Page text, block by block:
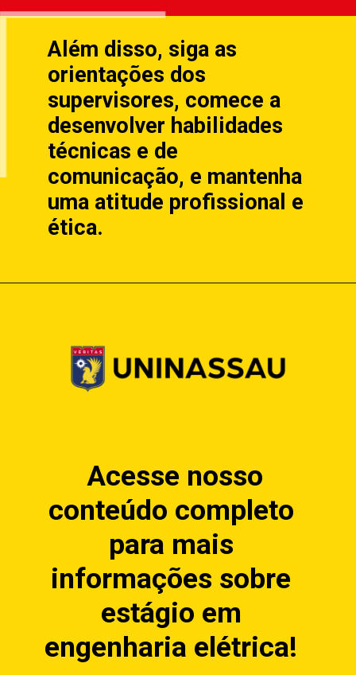
Além disso, siga as
orientações dos
supervisores, comece a
desenvolver habilidades
técnicas e de
comunicação, e mantenha
uma atitude profissional e
ética.
Acesse nosso
conteúdo completo
para mais
informações sobre
estágio em
engenharia elétrica!